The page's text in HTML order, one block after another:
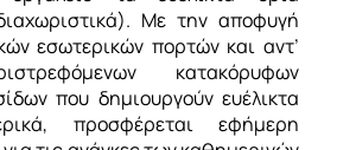
Με την αποφυγή
εσωτερικών πορτών και αντ’
κατακόρυφων
που δημιουργούν ευέλικτα
προσφέρεται εφήμερη